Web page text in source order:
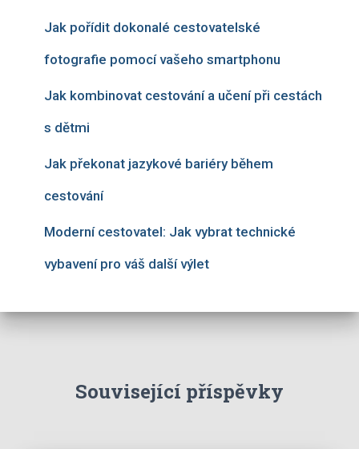
Jak pořídit dokonalé cestovatelské
fotografie pomocí vašeho smartphonu
Jak kombinovat cestování a učení při cestách
s dětmi
Jak překonat jazykové bariéry během
cestování
Moderní cestovatel: Jak vybrat technické
vybavení pro váš další výlet
Související příspěvky